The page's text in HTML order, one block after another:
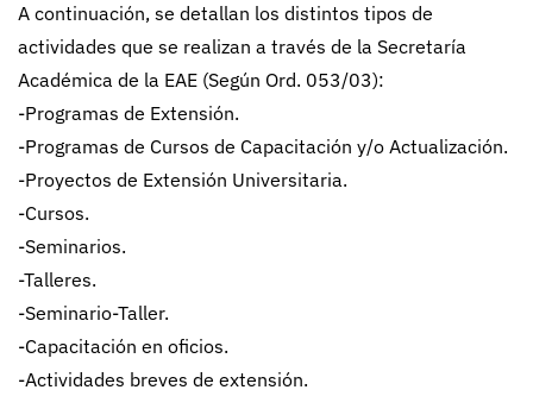
A continuación, se detallan los distintos tipos de
actividades que se realizan a través de la Secretaría
Académica de la EAE (Según Ord. 053/03):
-Programas de Extensión.
-Programas de Cursos de Capacitación y/o Actualización.
-Proyectos de Extensión Universitaria.
-Cursos.
-Seminarios.
-Talleres.
-Seminario-Taller.
-Capacitación en oficios.
-Actividades breves de extensión.